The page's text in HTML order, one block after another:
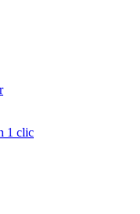
1 clic